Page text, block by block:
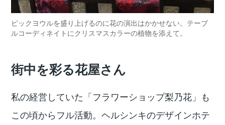
ピックヨウルを盛り上げるのに花の演出はかかせない。テーブ
ルコーディネイトにクリスマスカラーの植物を添えて。
街中を彩る花屋さん
私の経営していた「フラワーショップ梨乃花」も
この頃からフル活動。ヘルシンキのデザインホテ